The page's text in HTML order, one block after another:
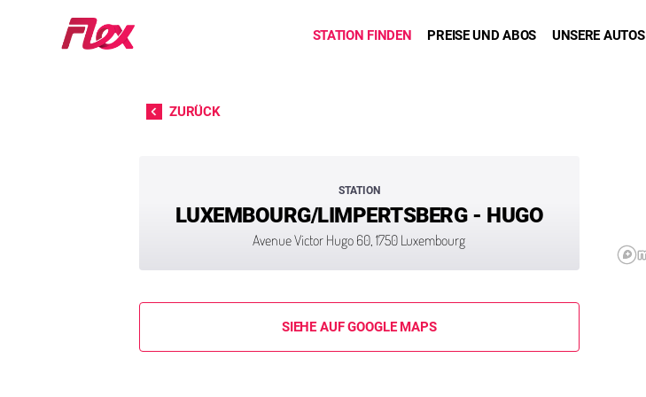
Startseite STATION FINDEN PREISE UND ABOS UNSERE AUTOS
ZURÜCK
STATION
LUXEMBOURG/LIMPERTSBERG - HUGO
Avenue Victor Hugo 60, 1750 Luxembourg
SIEHE AUF GOOGLE MAPS